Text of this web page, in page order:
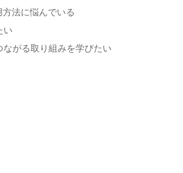
方法に悩んでいる
い
ながる取り組みを学びたい